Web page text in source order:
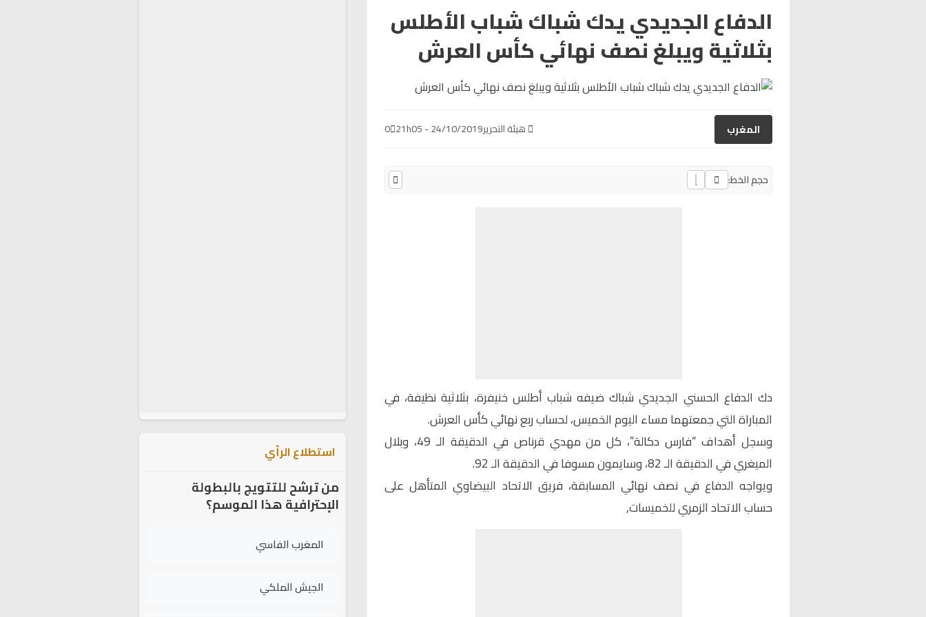
الدفاع الجديدي يدك شباك شباب الأطلس
بثلاثية ويبلغ نصف نهائي كأس العرش
المغرب هيئة التحرير24/10/2019 - 21h05
0
حجم الخط:
دك الدفاع الحسني الجديدي شباك ضيفه شباب أطلس خنيفرة، بثلاثية نظيفة، في
المباراة التي جمعتهما مساء اليوم الخميس، لحساب ربع نهائي كأس العرش.
وسجل أهداف “فارس دكالة”، كل من مهدي قرناص في الدقيقة الـ 49، وبلال
الميغري في الدقيقة الـ 82، وسايمون مسوفا في الدقيقة الـ 92.
ويواجه الدفاع في نصف نهائي المسابقة، فريق الاتحاد البيضاوي المتأهل على
حساب الاتحاد الزمري للخميسات,
استطلاع الرأي
من ترشح للتتويج بالبطولة
الإحترافية هذا الموسم؟
المغرب الفاسي
الجيش الملكي